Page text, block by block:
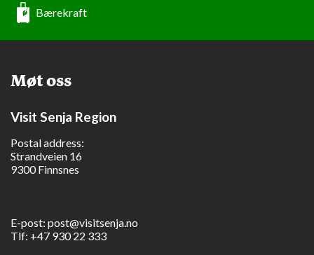
Bærekraft
Møt oss
Visit Senja Region
Postal address:
Strandveien 16
9300 Finnsnes
E-post: post@visitsenja.no
Tlf: +47 930 22 333